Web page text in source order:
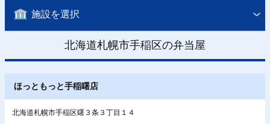
施設を選択
北海道札幌市手稲区の弁当屋
ほっともっと手稲曙店
北海道札幌市手稲区曙３条３丁目１４